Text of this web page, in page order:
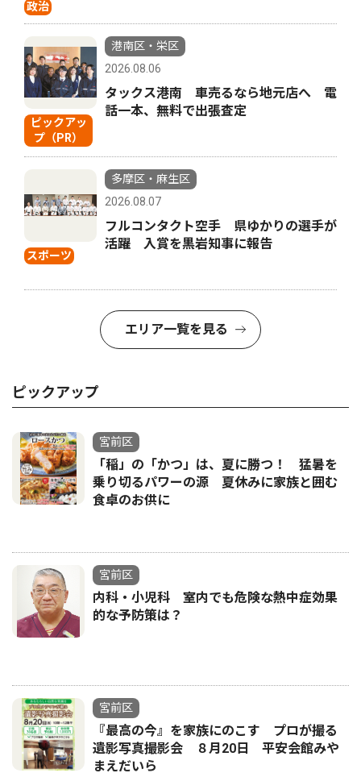
政治
ピックアッ
プ（PR）
港南区・栄区
2026.08.06
タックス港南 車売るなら地元店へ 電
話一本、無料で出張査定
スポーツ
多摩区・麻生区
2026.08.07
フルコンタクト空手 県ゆかりの選手が
活躍 入賞を黒岩知事に報告
エリア一覧を見る
ピックアップ
宮前区
「稲」の「かつ」は、夏に勝つ！ 猛暑を
乗り切るパワーの源 夏休みに家族と囲む
食卓のお供に
宮前区
内科・小児科 室内でも危険な熱中症効果
的な予防策は？
宮前区
『最高の今』を家族にのこす プロが撮る
遺影写真撮影会 ８月20日 平安会館みや
まえだいら